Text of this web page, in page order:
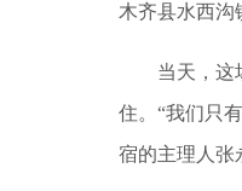
木齐县水西沟
当天，这场
住。“我们只
宿的主理人张